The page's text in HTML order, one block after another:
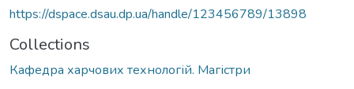
https://dspace.dsau.dp.ua/handle/123456789/13898
Collections
Кафедра харчових технологій. Магістри